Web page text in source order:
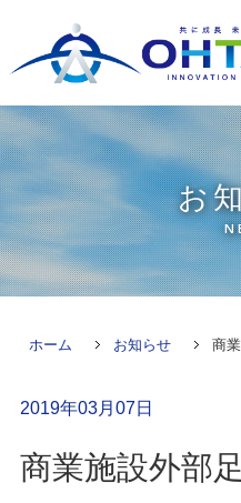
お
ホーム お知らせ 商
2019年03月07日
商業施設外部